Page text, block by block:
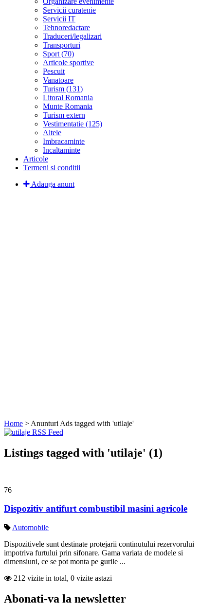
Servicii curatenie
Servicii IT
Tehnoredactare
Traduceri/legalizari
Transporturi
Sport (70)
Articole sportive
Pescuit
Vanatoare
Turism (131)
Litoral Romania
Munte Romania
Turism extern
Vestimentatie (125)
Altele
Imbracaminte
Incaltaminte
Articole
Termeni si conditii
Adauga anunt
Home > Anunturi Ads tagged with 'utilaje'
Listings tagged with 'utilaje' (1)
76
Dispozitiv antifurt combustibil masini agricole
Automobile
Dispozitivele sunt destinate protejarii continutului rezervorului
impotriva furtului prin sifonare. Gama variata de modele si
dimensiuni, ce se pot monta pe gurile ...
212 vizite in total, 0 vizite astazi
Abonati-va la newsletter